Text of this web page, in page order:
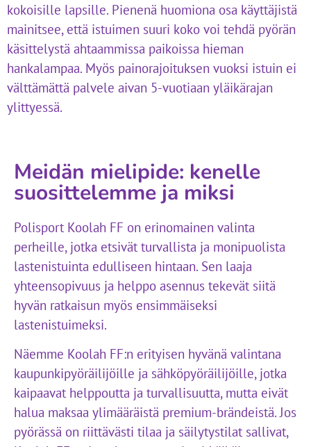
kokoisille lapsille. Pienenä huomiona osa käyttäjistä
mainitsee, että istuimen suuri koko voi tehdä pyörän
käsittelystä ahtaammissa paikoissa hieman
hankalampaa. Myös painorajoituksen vuoksi istuin ei
välttämättä palvele aivan 5-vuotiaan yläikärajan
ylittyessä.
Meidän mielipide: kenelle
suosittelemme ja miksi
Polisport Koolah FF on erinomainen valinta
perheille, jotka etsivät turvallista ja monipuolista
lastenistuinta edulliseen hintaan. Sen laaja
yhteensopivuus ja helppo asennus tekevät siitä
hyvän ratkaisun myös ensimmäiseksi
lastenistuimeksi.
Näemme Koolah FF:n erityisen hyvänä valintana
kaupunkipyöräilijöille ja sähköpyöräilijöille, jotka
kaipaavat helppoutta ja turvallisuutta, mutta eivät
halua maksaa ylimääräistä premium-brändeistä. Jos
pyörässä on riittävästi tilaa ja säilytystilat sallivat,